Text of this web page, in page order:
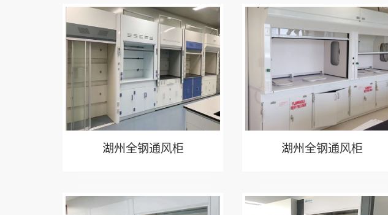
湖州全钢通风柜 湖州全钢通风柜